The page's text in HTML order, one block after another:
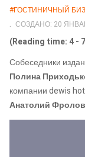
#ГОСТИНИЧНЫЙ
СОЗДАНО: 20
(Reading time: 4 -
Собеседники
Полина
компании dewis
Анатолий Фролов